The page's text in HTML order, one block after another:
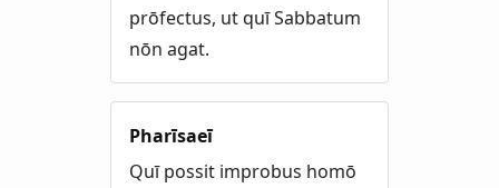
prōfectus, ut quī Sabbatum
nōn agat.
Pharīsaeī
Quī possit improbus homō